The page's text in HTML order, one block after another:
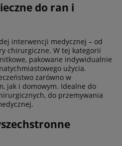
do ran i
interwencji medycznej – od
chirurgiczne. W tej kategorii
pakowane indywidualnie
użycia.
zarówno w
jak i domowym. Idealne do
do przemywania